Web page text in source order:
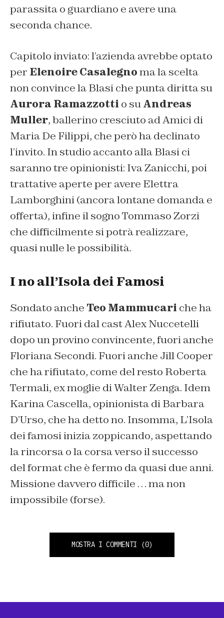
parassita o guardiano e avere una
seconda chance.
Capitolo inviato: l’azienda avrebbe optato
per Elenoire Casalegnoma la scelta
non convince la Blasi che punta diritta su
Aurora Ramazzotti o suAndreas
Muller, ballerino cresciuto ad Amici di
Maria De Filippi, che però ha declinato
l’invito. In studio accanto alla Blasi ci
saranno tre opinionisti: Iva Zanicchi, poi
trattative aperte per avere Elettra
Lamborghini (ancora lontane domanda e
offerta), infine il sogno Tommaso Zorzi
che difficilmente si potrà realizzare,
quasi nulle le possibilità.
I no all’Isola dei Famosi
Sondato anche Teo Mammucari che ha
rifiutato. Fuori dal cast Alex Nuccetelli
dopo un provino convincente, fuori anche
Floriana Secondi. Fuori anche Jill Cooper
che ha rifiutato, come del resto Roberta
Termali, ex moglie di Walter Zenga. Idem
Karina Cascella, opinionista di Barbara
D’Urso, che ha detto no. Insomma, L’Isola
dei famosi inizia zoppicando, aspettando
la rincorsa o la corsa verso il successo
del format che è fermo da quasi due anni.
Missione davvero difficile … ma non
impossibile (forse).
MOSTRA I COMMENTI (0)